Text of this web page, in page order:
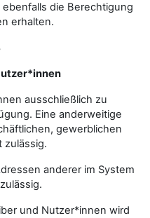
die Berechtigung
erhalten.
ausschließlich zu
Eine anderweitige
gewerblichen
zulässig.
anderer im System
und Nutzer*innen wird